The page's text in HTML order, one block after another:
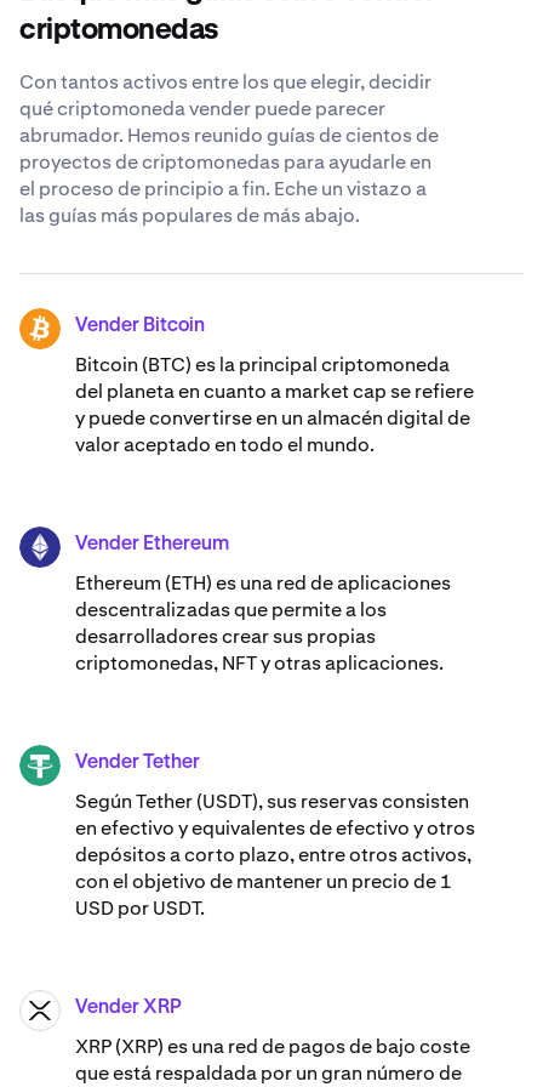
análisis exhaustivos antes de tomar cualquier decisión.
criptomonedas
Con tantos activos entre los que elegir, decidir
qué criptomoneda vender puede parecer
abrumador. Hemos reunido guías de cientos de
proyectos de criptomonedas para ayudarle en
el proceso de principio a fin. Eche un vistazo a
las guías más populares de más abajo.
BTC Vender Bitcoin
Bitcoin (BTC) es la principal criptomoneda
del planeta en cuanto a market cap se refiere
y puede convertirse en un almacén digital de
valor aceptado en todo el mundo.
ETH Vender Ethereum
Ethereum (ETH) es una red de aplicaciones
descentralizadas que permite a los
desarrolladores crear sus propias
criptomonedas, NFT y otras aplicaciones.
USDT Vender Tether
Según Tether (USDT), sus reservas consisten
en efectivo y equivalentes de efectivo y otros
depósitos a corto plazo, entre otros activos,
con el objetivo de mantener un precio de 1
USD por USDT.
XRP Vender XRP
XRP (XRP) es una red de pagos de bajo coste
que está respaldada por un gran número de